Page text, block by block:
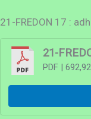
21-FREDON 17 :
21-
PDF|